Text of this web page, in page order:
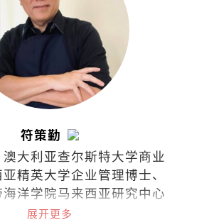
符策勤
大利亚查尔斯特大学商业
精英大学企业管理博士、
洋学院马来西亚研究中心
员。展开更多